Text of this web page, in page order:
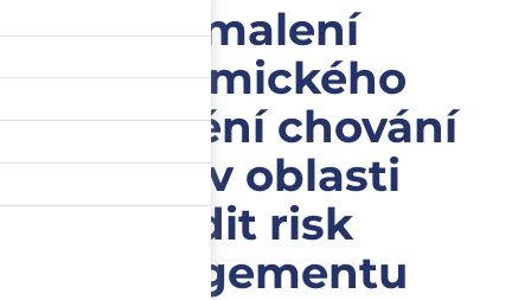
Zpomalení
ekonomického
růstu mění chování
firem v oblasti
kredit risk
managementu